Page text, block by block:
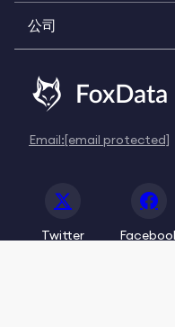
公司
Email:[email protected]
Twitter